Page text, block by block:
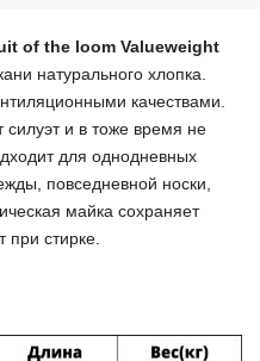
of the loom Valueweight
натурального хлопка.
качествами.
силуэт и в тоже время не
для однодневных
повседневной носки,
майка сохраняет
при стирке.